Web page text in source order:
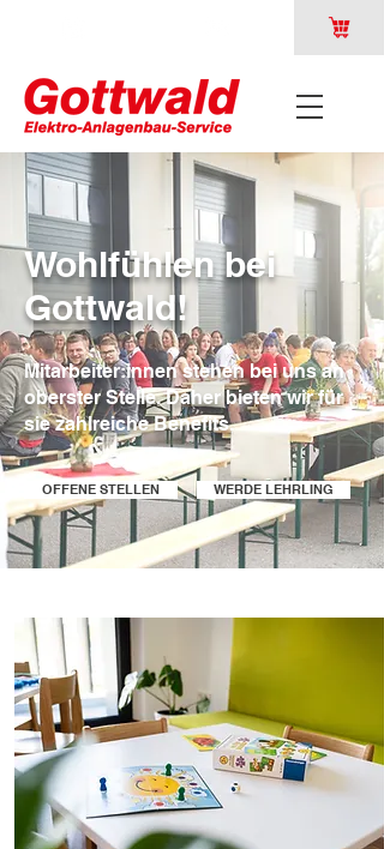
Wohlfühlen bei
Gottwald!
Mitarbeiter:innen stehen bei uns an
oberster Stelle. Daher bieten wir für
sie zahlreiche Benefits.
OFFENE STELLEN WERDE LEHRLING